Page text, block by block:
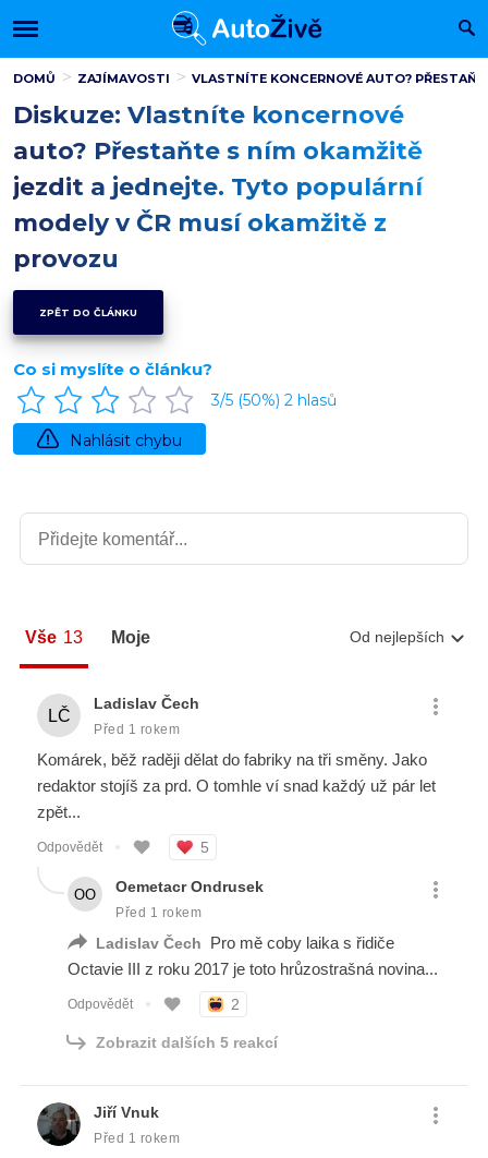
DOMŮ ZAJÍMAVOSTI VLASTNÍTE KONCERNOVÉ AUTO?
Diskuze: Vlastníte koncernové
auto? Přestaňte s ním okamžitě
jezdit a jednejte. Tyto populární
modely v ČR musí okamžitě z
provozu
ZPĚT DO ČLÁNKU
Co si myslíte o článku?
3/5 (50%) 2 hlasů
Nahlásit chybu